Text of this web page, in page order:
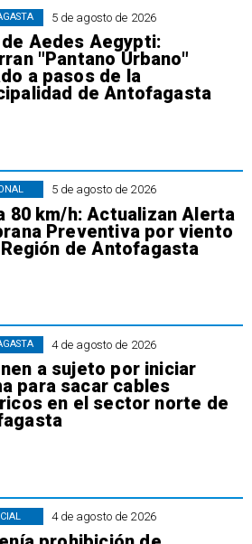
5 de agosto de 2026
de Aedes Aegypti:
"Pantano Urbano"
a pasos de la
de Antofagasta
5 de agosto de 2026
80 km/h: Actualizan Alerta
Preventiva por viento
de Antofagasta
4 de agosto de 2026
a sujeto por iniciar
para sacar cables
en el sector norte de
4 de agosto de 2026